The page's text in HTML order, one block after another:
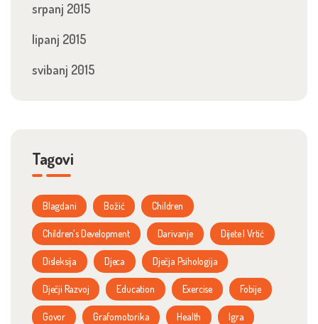
srpanj 2015
lipanj 2015
svibanj 2015
Tagovi
Blagdani Božić Children
Children's Development Darivanje Dijete I Vrtić
Disleksija Djeca Dječja Psihologija
Dječji Razvoj Education Exercise Fobije
Govor Grafomotorika Health Igra